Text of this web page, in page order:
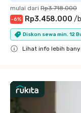
mulai dari Rp3.718.000
-6% Rp3.458.000 /
Diskon sewa min. 12
Lihat info lebih